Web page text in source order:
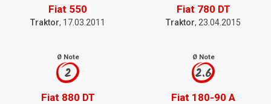
Fiat 550
Traktor, 17.03.2011
Fiat 780 DT
Traktor, 23.04.2015
Ø Note
2
Fiat 880 DT
Ø Note
2.6
Fiat 180-90 A